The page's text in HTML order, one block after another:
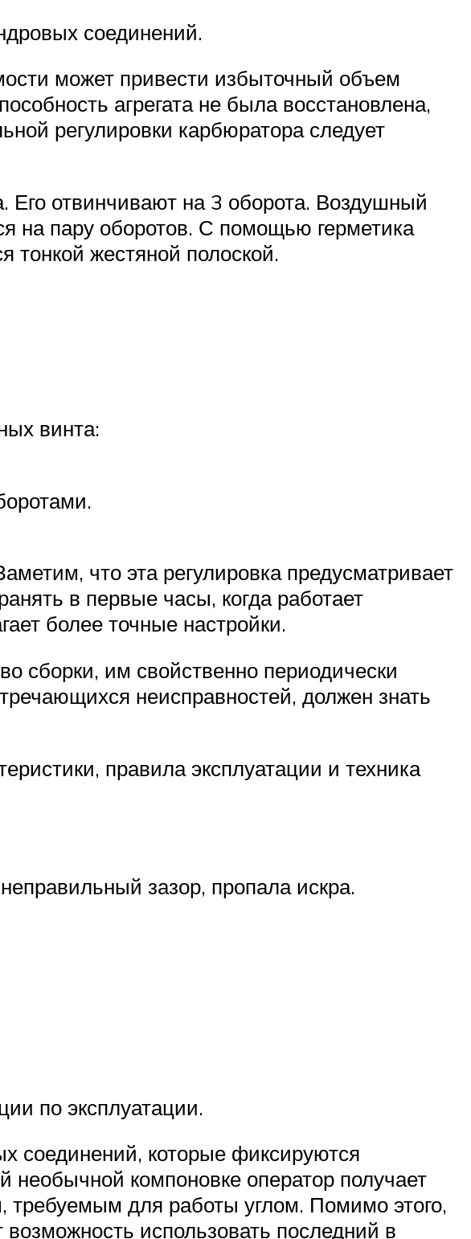
соединений.
может привести избыточный объем
агрегата не была восстановлена,
регулировки карбюратора следует
Его отвинчивают на 3 оборота. Воздушный
на пару оборотов. С помощью герметика
тонкой жестяной полоской.
винта:
что эта регулировка предусматривает
в первые часы, когда работает
более точные настройки.
сборки, им свойственно периодически
неисправностей, должен знать
правила эксплуатации и техника
зазор, пропала искра.
по эксплуатации.
соединений, которые фиксируются
необычной компоновке оператор получает
для работы углом. Помимо этого,
использовать последний в